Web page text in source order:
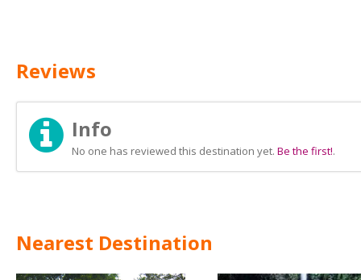
Reviews
Info
No one has reviewed this destination yet. Be the first!.
Nearest Destination